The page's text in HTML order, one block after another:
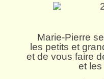
Marie-Pierre
les petits et
et de vous faire
et